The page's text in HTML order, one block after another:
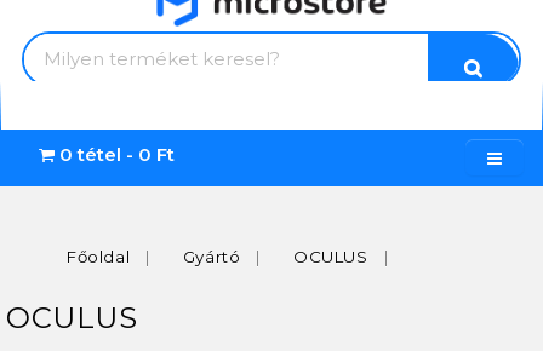
0 tétel - 0 Ft
Főoldal Gyártó OCULUS
OCULUS